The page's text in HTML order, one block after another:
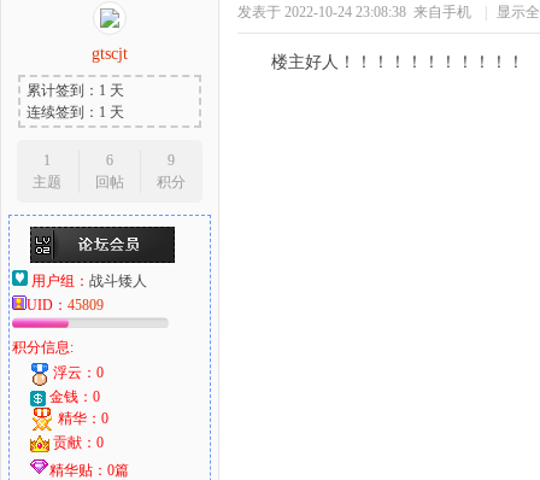
gtscjt
累计签到：1 天
连续签到：1 天
1
主题
6
回帖
9
积分
用户组： 战斗矮人
UID： 45809
积分信息:
浮云：0
金钱：0
精华：0
贡献：0
精华贴：0篇
发表于 2022-10-24 23:08:38 来自手机 显示
楼主好人！！！！！！！！！！！